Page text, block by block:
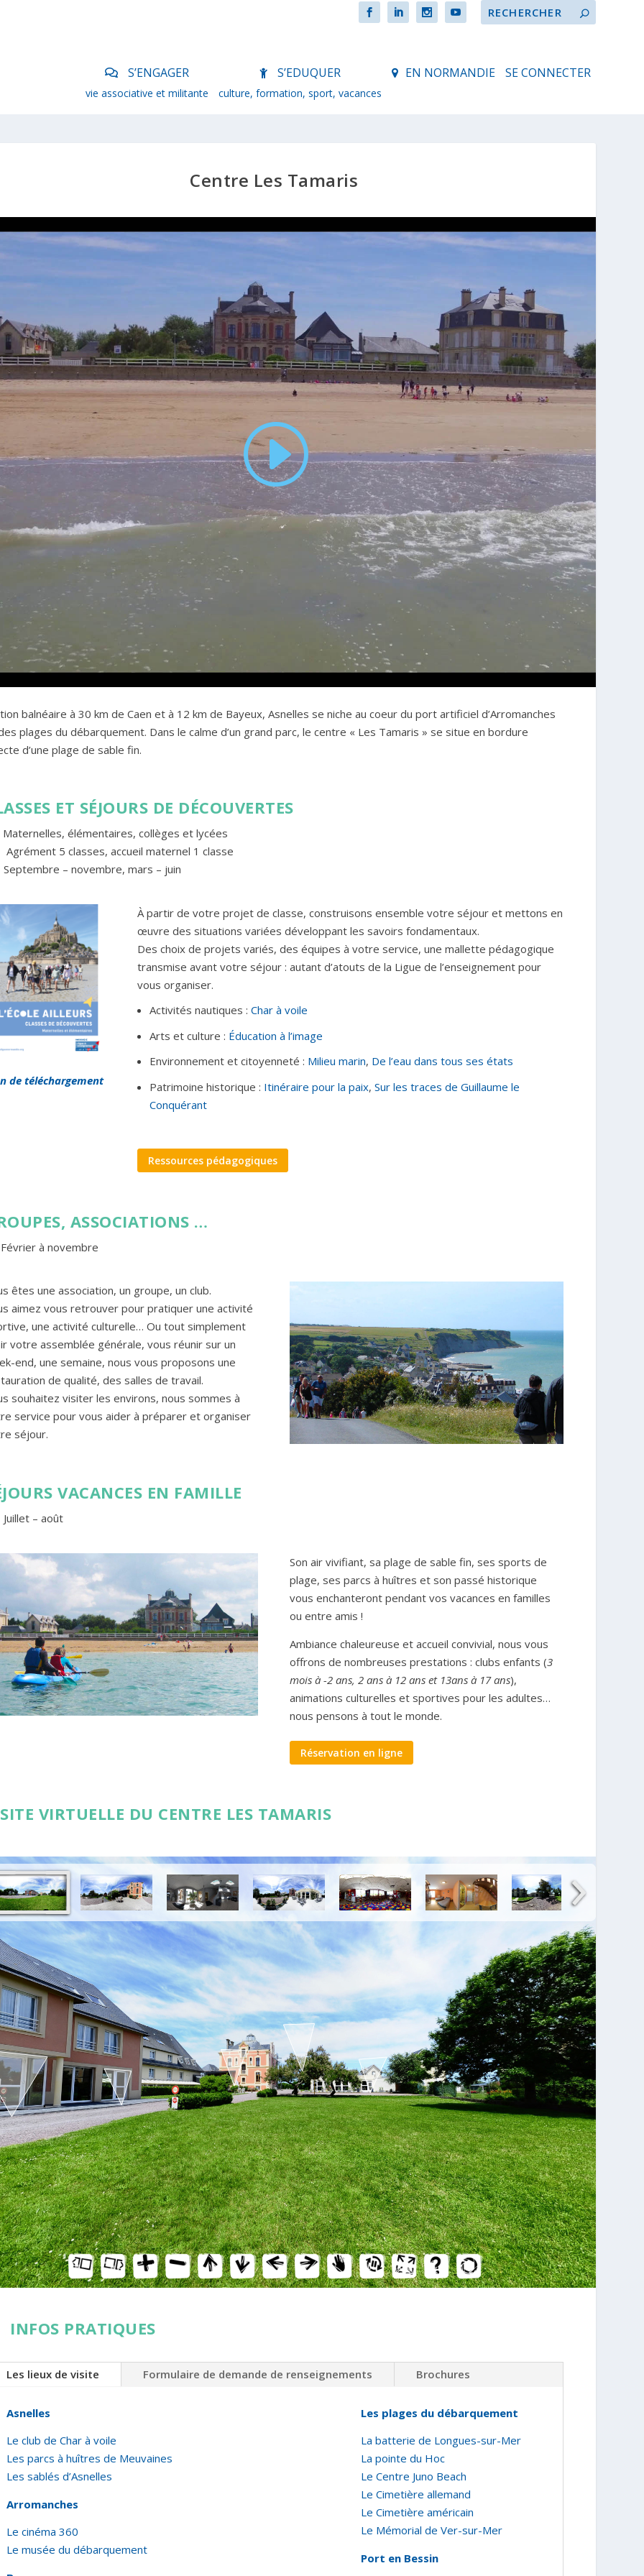
S’ENGAGER
vie associative et militante
S’EDUQUER
culture, formation, sport, vacances
EN NORMANDIE SE CONNECTER
Centre Les Tamaris
balnéaire à 30 km de Caen et à 12 km de Bayeux, Asnelles se niche au coeur du port artificiel d’Arromanches
plages du débarquement. Dans le calme d’un grand parc, le centre « Les Tamaris » se situe en bordure
d’une plage de sable fin.
ET SÉJOURS DE DÉCOUVERTES
Maternelles, élémentaires, collèges et lycées
Agrément 5 classes, accueil maternel 1 classe
Septembre – novembre, mars – juin
de téléchargement
À partir de votre projet de classe, construisons ensemble votre séjour et mettons en
œuvre des situations variées développant les savoirs fondamentaux.
Des choix de projets variés, des équipes à votre service, une mallette pédagogique
transmise avant votre séjour : autant d’atouts de la Ligue de l’enseignement pour
vous organiser.
Activités nautiques : Char à voile
Arts et culture : Éducation à l’image
Environnement et citoyenneté : Milieu marin, De l’eau dans tous ses états
Patrimoine historique : Itinéraire pour la paix, Sur les traces de Guillaume le
Conquérant
Ressources pédagogiques
ASSOCIATIONS …
Février à novembre
êtes une association, un groupe, un club.
aimez vous retrouver pour pratiquer une activité
une activité culturelle… Ou tout simplement
votre assemblée générale, vous réunir sur un
end, une semaine, nous vous proposons une
de qualité, des salles de travail.
souhaitez visiter les environs, nous sommes à
service pour vous aider à préparer et organiser
séjour.
VACANCES EN FAMILLE
Juillet – août
Son air vivifiant, sa plage de sable fin, ses sports de
plage, ses parcs à huîtres et son passé historique
vous enchanteront pendant vos vacances en familles
ou entre amis !
Ambiance chaleureuse et accueil convivial, nous vous
offrons de nombreuses prestations : clubs enfants (3
mois à -2 ans, 2 ans à 12 ans et 13ans à 17 ans),
animations culturelles et sportives pour les adultes…
nous pensons à tout le monde.
Réservation en ligne
VIRTUELLE DU CENTRE LES TAMARIS
INFOS PRATIQUES
Les lieux de visite Formulaire de demande de renseignements Brochures
Asnelles
Le club de Char à voile
Les parcs à huîtres de Meuvaines
Les sablés d’Asnelles
Arromanches
Le cinéma 360
Le musée du débarquement
Les plages du débarquement
La batterie de Longues-sur-Mer
La pointe du Hoc
Le Centre Juno Beach
Le Cimetière allemand
Le Cimetière américain
Le Mémorial de Ver-sur-Mer
Port en Bessin